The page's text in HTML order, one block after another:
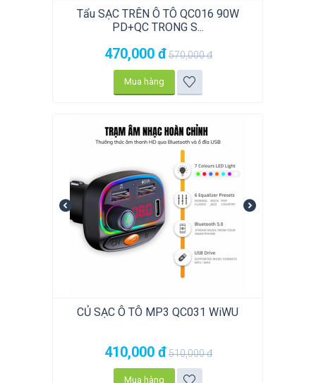
Tẩu SẠC TRÊN Ô TÔ QC016 90W
PD+QC TRONG S...
470,000 đ570,000đ
Mua hàng
CỦ SẠC Ô TÔ MP3 QC031 WiWU
410,000 đ510,000đ
Mua hàng